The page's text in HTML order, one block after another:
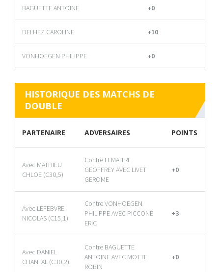
BAGUETTE ANTOINE +0
DELHEZ CAROLINE +10
VONHOEGEN PHILIPPE +0
HISTORIQUE DES MATCHS DE
DOUBLE
PARTENAIRE ADVERSAIRES POINTS
Avec MATHIEU
CHLOE (C30,5)
Contre LEMAITRE
GEOFFREY AVEC LIVET
GEROME
+0
Avec LEFEBVRE
NICOLAS (C15,1)
Contre VONHOEGEN
PHILIPPE AVEC PICCONE
ERIC
+3
Avec DANIEL
CHANTAL (C30,2)
Contre BAGUETTE
ANTOINE AVEC MOTTE
ROBIN
+0